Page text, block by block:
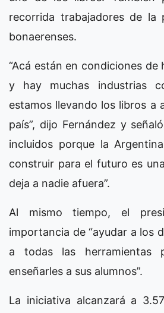
recorrida trabajadores de la
bonaerenses.
“Acá están en condiciones de
y hay muchas industrias
estamos llevando los libros a
país”, dijo Fernández y
incluidos porque la
construir para el futuro es
deja a nadie afuera”.
Al mismo tiempo, el
importancia de “ayudar a los
a todas las herramientas
enseñarles a sus alumnos”.
La iniciativa alcanzará a